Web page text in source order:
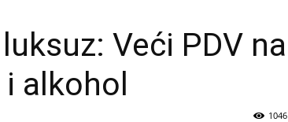
Veći PDV na
alkohol
1046